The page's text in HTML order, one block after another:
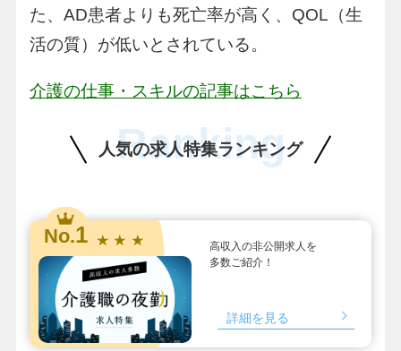
た、AD患者よりも死亡率が高く、QOL（生
活の質）が低いとされている。
介護の仕事・スキルの記事はこちら
人気の求人特集ランキング
Ranking
No.1 ★ ★ ★
高収入の非公開求人を
多数ご紹介！
詳細を見る